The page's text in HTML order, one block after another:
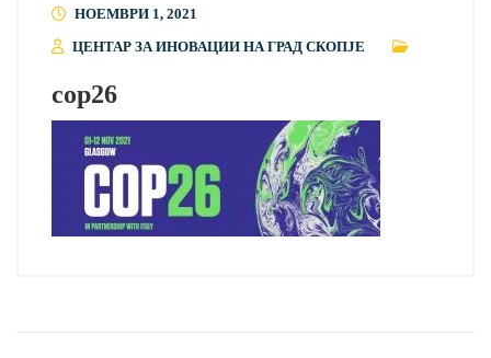
НОЕМВРИ 1, 2021
ЦЕНТАР ЗА ИНОВАЦИИ НА ГРАД СКОПЈЕ
cop26